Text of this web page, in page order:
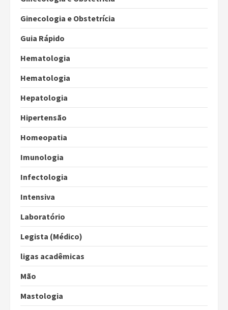
Ginecologia e Obstetrícia
Guia Rápido
Hematologia
Hematologia
Hepatologia
Hipertensão
Homeopatia
Imunologia
Infectologia
Intensiva
Laboratório
Legista (Médico)
ligas acadêmicas
Mão
Mastologia